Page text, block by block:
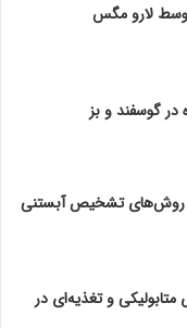
لارو مگس
در گوسفند و بز
روش‌های تشخیص آبستنی
متابولیکی و تغذیه‌ای در